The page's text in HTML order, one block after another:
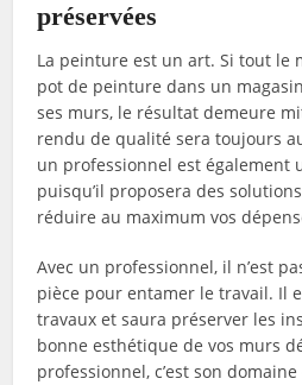
préservées
La peinture est un art. Si tout le
pot de peinture dans un
ses murs, le résultat demeure
rendu de qualité sera toujours
un professionnel est également
puisqu’il proposera des
réduire au maximum vos
Avec un professionnel, il n’est
pièce pour entamer le travail. Il
travaux et saura préserver les
bonne esthétique de vos murs
professionnel, c’est son